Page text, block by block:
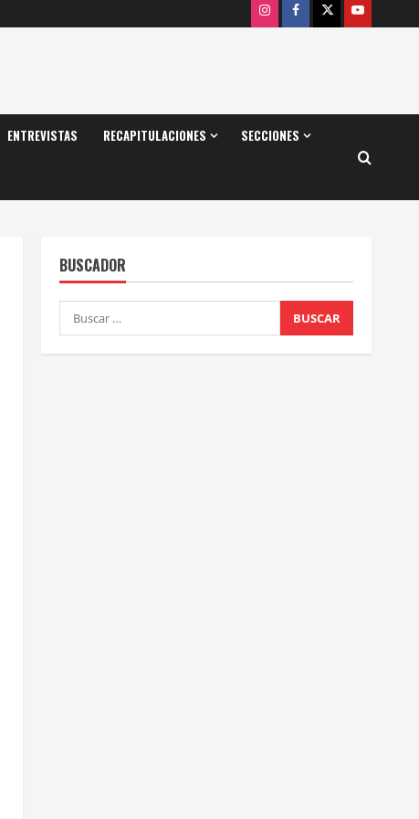
InstagramFacebook
X Youtube
ENTREVISTAS RECAPITULACIONES SECCIONES
BUSCADOR
Buscar: